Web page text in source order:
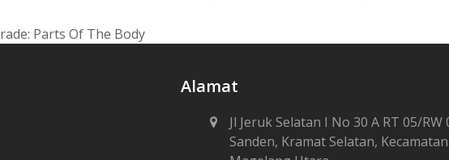
Parts Of The Body
Alamat
Jl Jeruk Selatan I No 30 A RT 05/RW
Sanden, Kramat Selatan, Kecamatan